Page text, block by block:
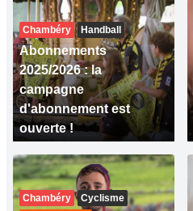
Chambéry Handball
Abonnements
2025/2026 : la
campagne
d'abonnement est
ouverte !
Chambéry
Cyclisme